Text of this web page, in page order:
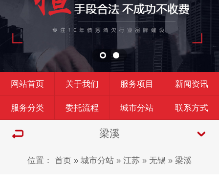
网站首页 关于我们 服务项目 新闻资讯
服务分类 委托流程 城市分站 联系方式
梁溪
位置： 首页 » 城市分站 » 江苏 » 无锡 » 梁溪